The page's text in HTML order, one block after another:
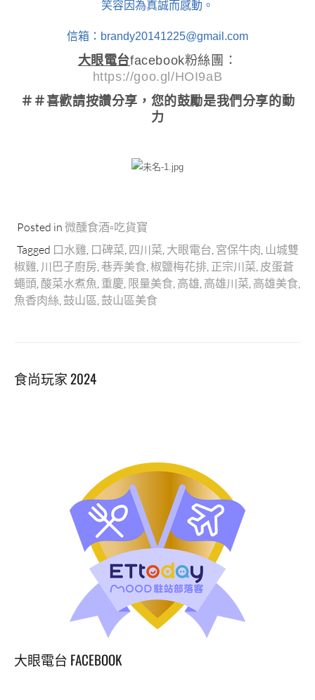
笑容因為真誠而感動。
信箱：brandy20141225@gmail.com
大眼電台facebook粉絲團：
https://goo.gl/HOI9aB
＃＃喜歡請按讚分享 ，您的鼓勵是我們分享的動
力
Posted in 微醺食酒▫吃貨寶
Tagged 口水雞 口碑菜 四川菜 大眼電台 宮保牛肉 山城雙
椒雞 川巴子廚房 巷弄美食 椒鹽梅花排 正宗川菜 皮蛋蒼
蠅頭 酸菜水煮魚 重慶 限量美食 高雄 高雄川菜 高雄美食
魚香肉絲 鼓山區 鼓山區美食
食尚玩家 2024
大眼電台 FACEBOOK